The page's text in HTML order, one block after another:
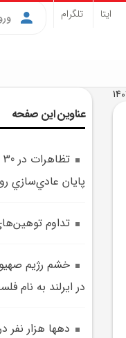
ایتا تلگرام
عناوین این صفحه
پايان عادي‌سازي
تداوم
خشم رژيم
در ایرلند به نام
دهها هزار نفر